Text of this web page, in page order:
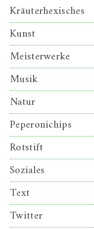
Kräuterhexisches
Kunst
Meisterwerke
Musik
Natur
Peperonichips
Rotstift
Soziales
Text
Twitter